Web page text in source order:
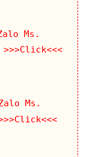
Ms.
>>>Click<<<
Ms.